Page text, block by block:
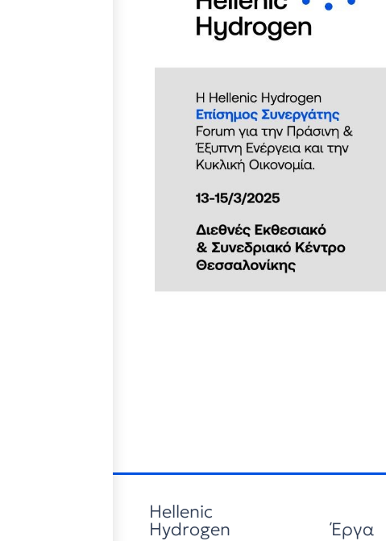
Hellenic
Hydrogen
Έργα